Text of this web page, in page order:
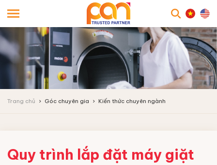
Trang chủ Góc chuyên gia Kiến thức chuyên ngành
Quy trình lắp đặt máy giặt